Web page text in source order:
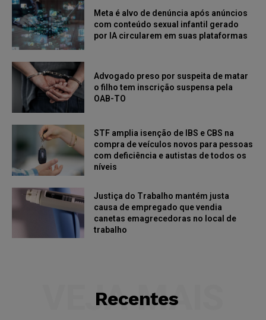
Meta é alvo de denúncia após anúncios
com conteúdo sexual infantil gerado
por IA circularem em suas plataformas
Advogado preso por suspeita de matar
o filho tem inscrição suspensa pela
OAB-TO
STF amplia isenção de IBS e CBS na
compra de veículos novos para pessoas
com deficiência e autistas de todos os
níveis
Justiça do Trabalho mantém justa
causa de empregado que vendia
canetas emagrecedoras no local de
trabalho
Recentes
VEJA MAIS